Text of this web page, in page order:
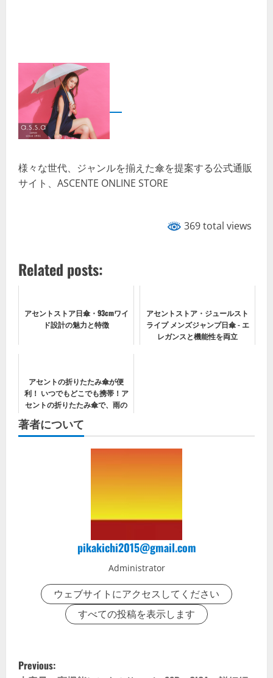
様々な世代、ジャンルを揃えた傘を提案する公式通販
サイト、ASCENTE ONLINE STORE
369 total views
Related posts:
アセントストア日傘・93cmワイ
ド設計の魅力と特徴
アセントストア・ジュールスト
ライプ メンズジャンプ日傘 - エ
レガンスと機能性を両立
アセントの折りたたみ傘が便
利！ いつでもどこでも携帯！ア
セントの折りたたみ傘で、雨の
著者について
pikakichi2015@gmail.com
Administrator
ウェブサイトにアクセスしてください
すべての投稿を表示します
P
Previous: